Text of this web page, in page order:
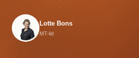
Lotte Bons
MT-lid